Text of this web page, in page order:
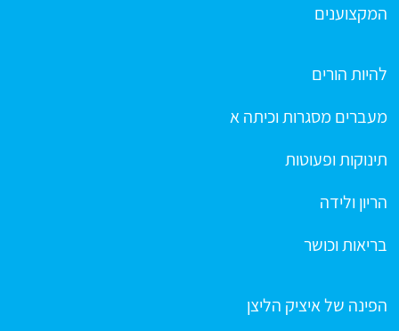
המקצוענים
להיות הורים
מעברים מסגרות וכיתה א
תינוקות ופעוטות
הריון ולידה
בריאות וכושר
הפינה של איציק הליצן